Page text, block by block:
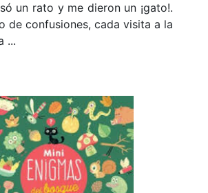
un rato y me dieron un ¡gato!.
de confusiones, cada visita a la
...